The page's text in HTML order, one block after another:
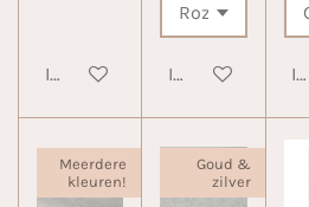
In winkelwagenIn winkelwagen
Meerdere
kleuren!
Goud &
zilver